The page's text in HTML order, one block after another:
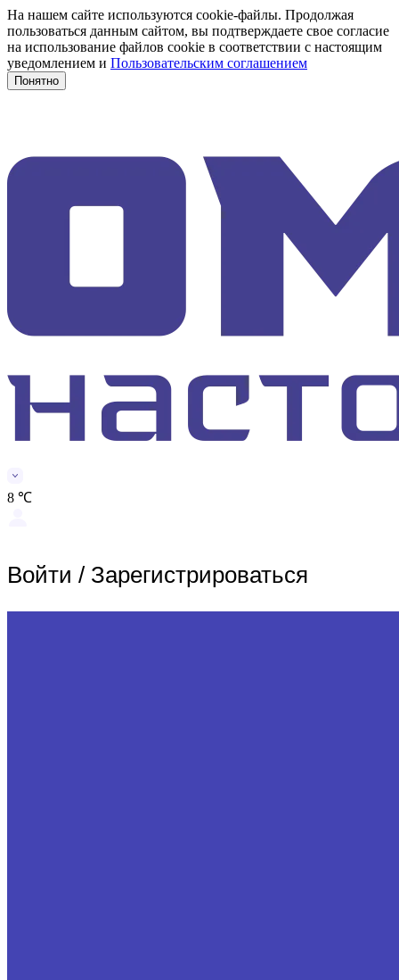
На нашем сайте используются cookie-файлы. Продолжая
пользоваться данным сайтом, вы подтверждаете свое согласие
на использование файлов cookie в соответствии с настоящим
уведомлением и Пользовательским соглашением
Понятно
8 ℃
Войти / Зарегистрироваться